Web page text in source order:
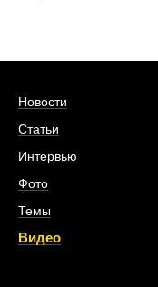
Новости
Статьи
Интервью
Фото
Темы
Видео